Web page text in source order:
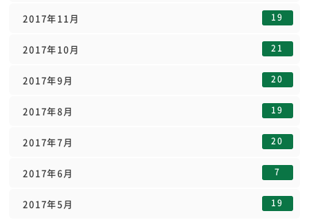
2017年11月 19
2017年10月 21
2017年9月 20
2017年8月 19
2017年7月 20
2017年6月 7
2017年5月 19